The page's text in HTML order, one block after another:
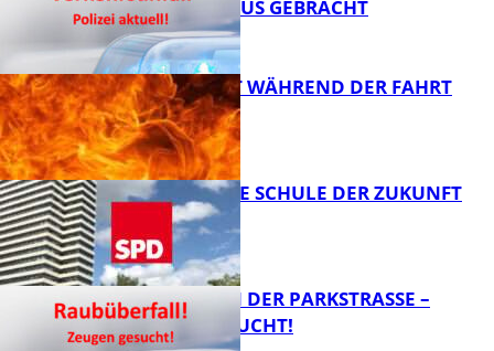
FB News
KRANKENHAUS GEBRACHT
FB News
AUTO FÄNGT WÄHREND DER FAHRT
FEUER
WIE SIEHT DIE SCHULE DER ZUKUNFT
AUS?
ÜBERFALL IN DER PARKSTRASSE – Z
EUGEN GESUCHT!